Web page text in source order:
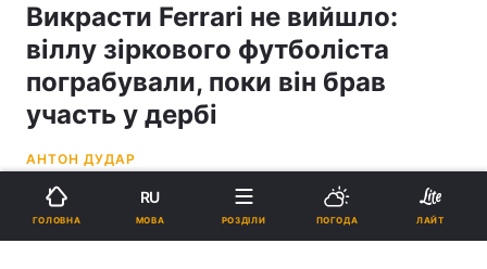
Викрасти Ferrari не вийшло:
віллу зіркового футболіста
пограбували, поки він брав
участь у дербі
АНТОН ДУДАР
22:23, 28.11.21 1924
ГОЛОВНА
RU
МОВА РОЗДІЛИ ПОГОДА ЛАЙТ